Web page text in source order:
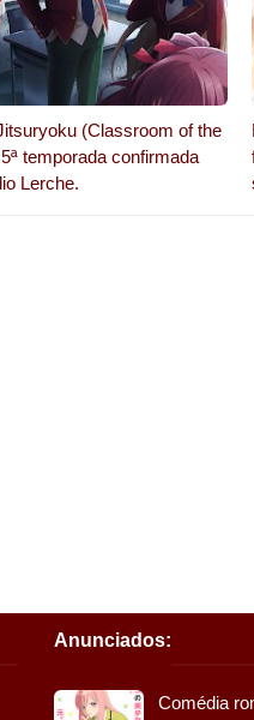
(Classroom of the
temporada confirmada
Lerche.
Anunciados:
Comédia